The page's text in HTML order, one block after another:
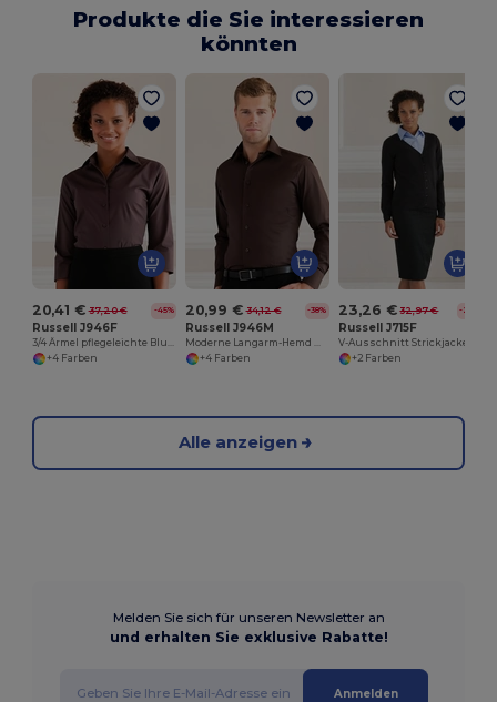
Produkte die Sie interessieren
könnten
20,41 € 37,20 € -45%
Russell J946F
+4 Farben
20,99 € 34,12 € -38%
Russell J946M
+4 Farben
23,26 € 32,97 € -29%
Russell J715F
V-Ausschnitt Strickjacke
+2 Farben
Alle anzeigen
Melden Sie sich für unseren Newsletter an
und erhalten Sie exklusive Rabatte!
Anmelden